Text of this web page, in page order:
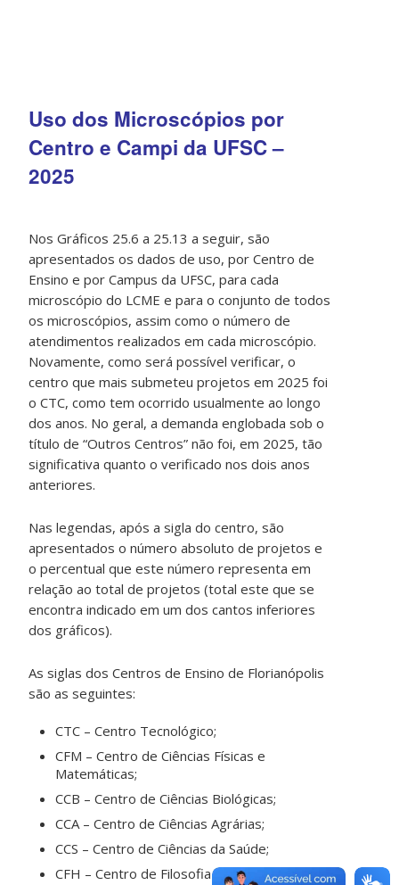
Uso dos Microscópios por
Centro e Campi da UFSC –
2025
Nos Gráficos 25.6 a 25.13 a seguir, são
apresentados os dados de uso, por Centro de
Ensino e por Campus da UFSC, para cada
microscópio do LCME e para o conjunto de todos
os microscópios, assim como o número de
atendimentos realizados em cada microscópio.
Novamente, como será possível verificar, o
centro que mais submeteu projetos em 2025 foi
o CTC, como tem ocorrido usualmente ao longo
dos anos. No geral, a demanda englobada sob o
título de “Outros Centros” não foi, em 2025, tão
significativa quanto o verificado nos dois anos
anteriores.
Nas legendas, após a sigla do centro, são
apresentados o número absoluto de projetos e
o percentual que este número representa em
relação ao total de projetos (total este que se
encontra indicado em um dos cantos inferiores
dos gráficos).
As siglas dos Centros de Ensino de Florianópolis
são as seguintes:
CTC – Centro Tecnológico;
CFM – Centro de Ciências Físicas e
Matemáticas;
CCB – Centro de Ciências Biológicas;
CCA – Centro de Ciências Agrárias;
CCS – Centro de Ciências da Saúde;
CFH – Centro de Filosofia e Ciências